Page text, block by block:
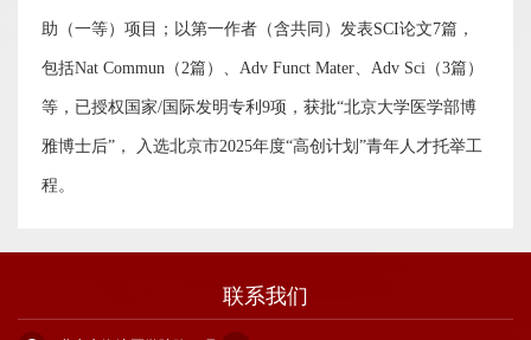
助（一等）项目； 以第一作者（含共同）发表SCI论文7篇，
包括Nat Commun （ 2篇）、 Adv Funct Mater Adv Sci （3篇）
等，已授权国家/国际发明专利 9项， 获批“北京大学医学部博
雅博士后” ， 入选北京市2025年度“高创计划 ”青年人才托举工
程。
联系我们